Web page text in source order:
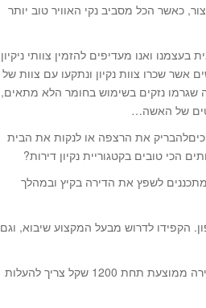
כאשר הכל מסביב נקי האוויר טוב יותר
ואנו מעדיפים להזמין צוותי ניקיון
שכרו צוות נקיון ונתקעו עם צוות של
שגרמו נזקים בשימוש בחומר הלא מתאים,
של האשה…
את הרצפה או לנקות את הבית
הכי טובים בקטגוריית נקיון דירות?
לשפץ את הדירה בקיץ ובמהלך
הקפידו לדרוש מבעל המקצוע שיבוא, וגם
– אל תתפתו לקחת הצעות נמוכות במיוחד. נקיון ויסודי ופוליש לדירה ממוצעת תחת 1200 שקל צריך להעלות